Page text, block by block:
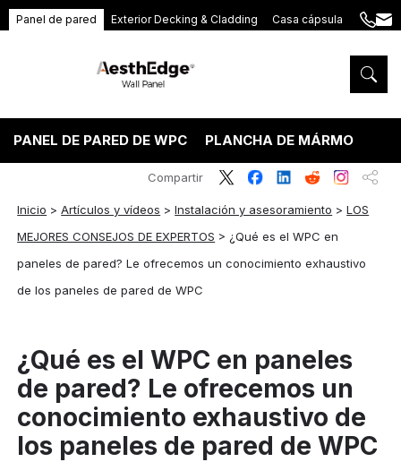
Panel de pared Exterior Decking & Cladding Casa cápsula
+86
5575
PANEL DE PARED DE WPC PLANCHA DE MÁRMOL PVC
Inicio >Artículos y vídeos >Instalación y asesoramiento >LOS
MEJORES CONSEJOS DE EXPERTOS > ¿Qué es el WPC en
paneles de pared? Le ofrecemos un conocimiento exhaustivo
de los paneles de pared de WPC
Compartir
¿Qué es el WPC en paneles
de pared? Le ofrecemos un
conocimiento exhaustivo de
los paneles de pared de WPC